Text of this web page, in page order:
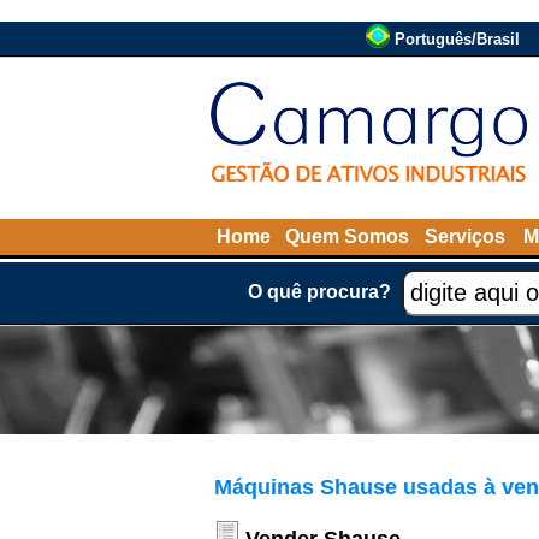
Português/Brasil
Home Quem Somos Serviços
O quê procura?
Máquinas Shause usadas à